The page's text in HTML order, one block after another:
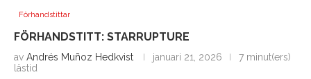
Förhandstittar
FÖRHANDSTITT: STARRUPTURE
av Andrés Muñoz Hedkvist januari 21, 2026
7 minut(ers)
lästid